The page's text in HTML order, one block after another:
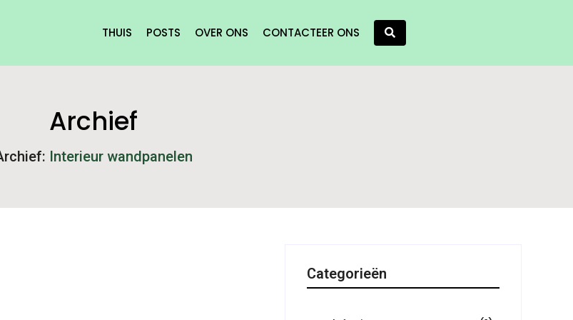
THUIS POSTS OVER ONS CONTACTEER ONS
Archief
Interieur wandpanelen
Categorieën